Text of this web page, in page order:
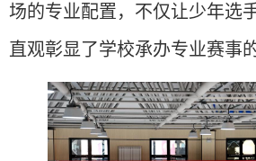
场的专业配置，不仅让少年选
直观彰显了学校承办专业赛事